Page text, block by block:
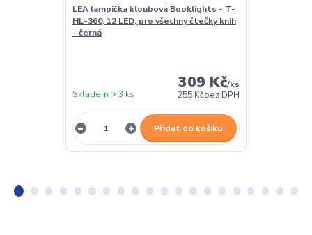
LEA lampička kloubová Booklights - T-
HL-360, 12 LED, pro všechny čtečky knih
- černá
309 Kč/ks
255 Kčbez DPH
Skladem > 3 ks
Přidat do košíku